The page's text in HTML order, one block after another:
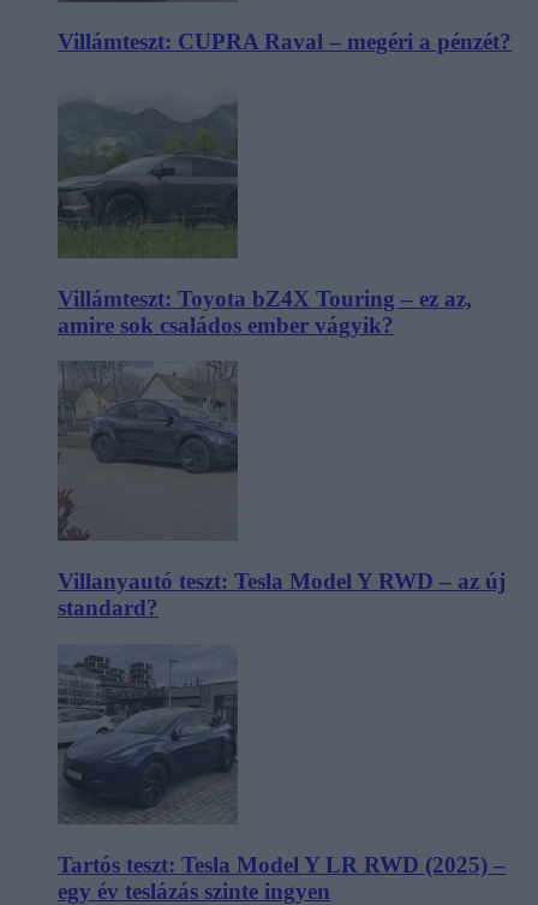
Villámteszt: CUPRA Raval – megéri a pénzét?
Villámteszt: Toyota bZ4X Touring – ez az,
amire sok családos ember vágyik?
Villanyautó teszt: Tesla Model Y RWD – az új
standard?
Tartós teszt: Tesla Model Y LR RWD (2025) –
egy év teslázás szinte ingyen